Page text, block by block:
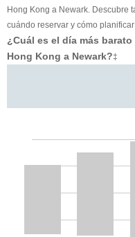
Hong Kong a Newark. Descubre
cuándo reservar y cómo
¿Cuál es el día más
Hong Kong a Newark?‡